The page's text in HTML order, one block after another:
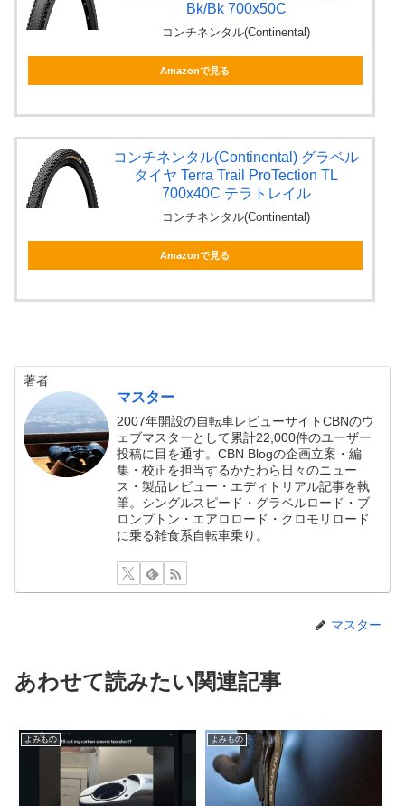
Bk/Bk 700x50C
コンチネンタル(Continental)
Amazonで見る
コンチネンタル(Continental) グラベル
タイヤ Terra Trail ProTection TL
700x40C テラトレイル
コンチネンタル(Continental)
Amazonで見る
著者
マスター
2007年開設の自転車レビューサイトCBNのウ
ェブマスターとして累計22,000件のユーザー
投稿に目を通す。CBN Blogの企画立案・編
集・校正を担当するかたわら日々のニュー
ス・製品レビュー・エディトリアル記事を執
筆。シングルスピード・グラベルロード・ブ
ロンプトン・エアロロード・クロモリロード
に乗る雑食系自転車乗り。
マスター
あわせて読みたい関連記事
よみもの よみもの